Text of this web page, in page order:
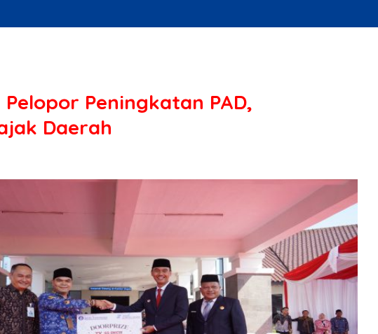
Pelopor Peningkatan PAD,
Daerah